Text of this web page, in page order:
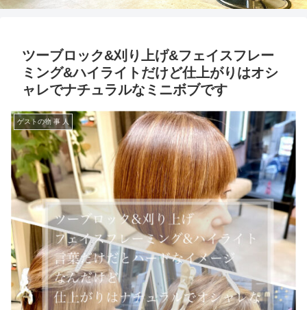
ツーブロック&刈り上げ&フェイスフレー
ミング&ハイライトだけど仕上がりはオシ
ャレでナチュラルなミニボブです
ゲストの物 事 人